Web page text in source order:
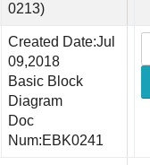
0213)
Created Date:Jul
09,2018
Basic Block
Diagram
Doc
Num:EBK0241